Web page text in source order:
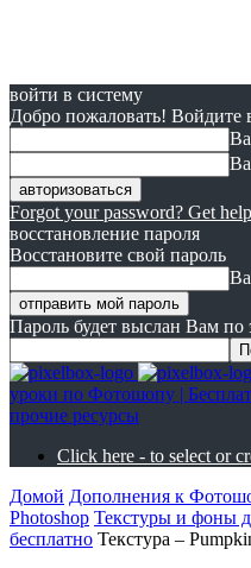
войти в систему
Добро пожаловать! Войдите
Forgot your password? Get help
восстановление пароля
Восстановите свой пароль
Пароль будет выслан Вам по
уроки по Фотошопу |
прочие ресурсы
Click here - to select or
Домой Дополнения к
Photoshop Текстуры и фоны
бесплатно Текстура –